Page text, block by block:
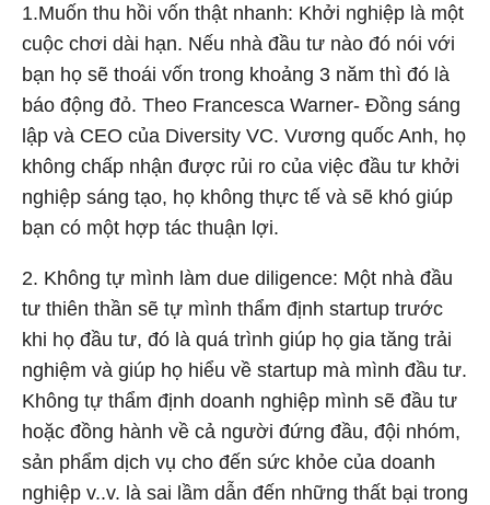
1.Muốn thu hồi vốn thật nhanh: Khởi nghiệp là một
cuộc chơi dài hạn. Nếu nhà đầu tư nào đó nói với
bạn họ sẽ thoái vốn trong khoảng 3 năm thì đó là
báo động đỏ. Theo Francesca Warner- Đồng sáng
lập và CEO của Diversity VC. Vương quốc Anh, họ
không chấp nhận được rủi ro của việc đầu tư khởi
nghiệp sáng tạo, họ không thực tế và sẽ khó giúp
bạn có một hợp tác thuận lợi.
2. Không tự mình làm due diligence: Một nhà đầu
tư thiên thần sẽ tự mình thẩm định startup trước
khi họ đầu tư, đó là quá trình giúp họ gia tăng trải
nghiệm và giúp họ hiểu về startup mà mình đầu tư.
Không tự thẩm định doanh nghiệp mình sẽ đầu tư
hoặc đồng hành về cả người đứng đầu, đội nhóm,
sản phẩm dịch vụ cho đến sức khỏe của doanh
nghiệp v..v. là sai lầm dẫn đến những thất bại trong